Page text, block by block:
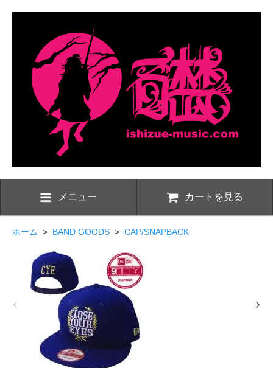
メニュー カートを見る
ホーム > BAND GOODS > CAP/SNAPBACK